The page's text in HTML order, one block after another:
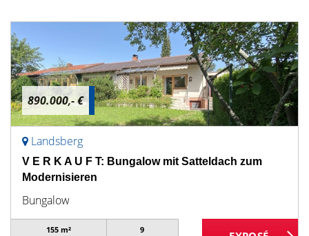
890.000,- €
Landsberg
V E R K A U F T: Bungalow mit Satteldach zum
Modernisieren
Bungalow
155 m²
9